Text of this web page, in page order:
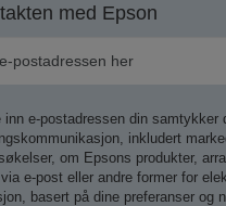
med Epson
inn e-postadressen din samtykker
inkludert
om Epsons produkter,
e-post eller andre former for
basert på dine preferanser og